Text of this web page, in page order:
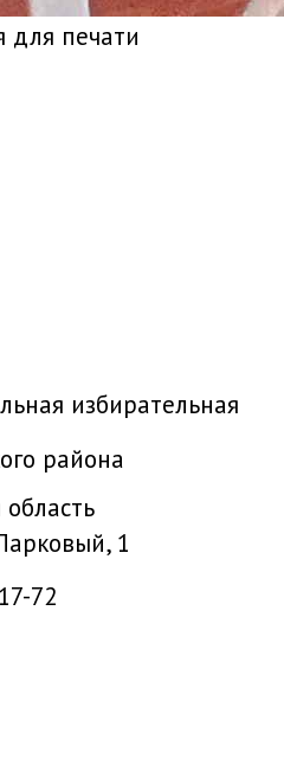
для печати
избирательная
района
область
1
72